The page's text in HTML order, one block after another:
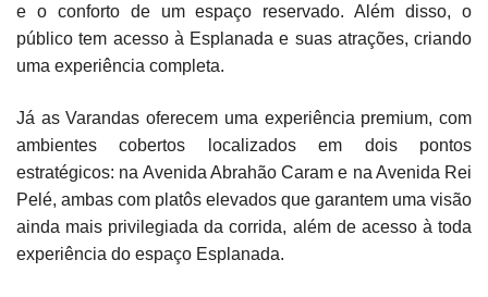
e o conforto de um espaço reservado. Além disso, o
público tem acesso à Esplanada e suas atrações, criando
uma experiência completa.
Já as Varandas oferecem uma experiência premium, com
ambientes cobertos localizados em dois pontos
estratégicos: na Avenida Abrahão Caram e na Avenida Rei
Pelé, ambas com platôs elevados que garantem uma visão
ainda mais privilegiada da corrida, além de acesso à toda
experiência do espaço Esplanada.